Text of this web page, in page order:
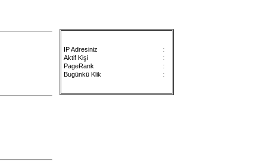
IP Adresiniz
:
Aktif Kişi
:
PageRank
:
Bugünkü Klik
: